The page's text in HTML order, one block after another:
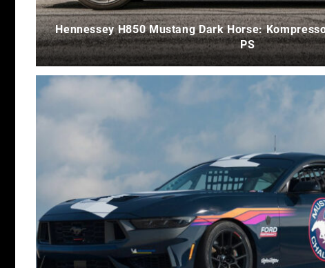
Hennessey H850 Mustang Dark Horse:
PS